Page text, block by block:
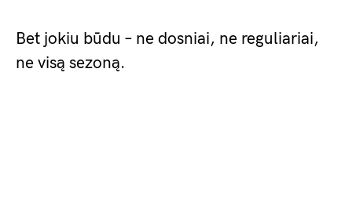
Bet jokiu būdu – ne dosniai, ne reguliariai,
ne visą sezoną.